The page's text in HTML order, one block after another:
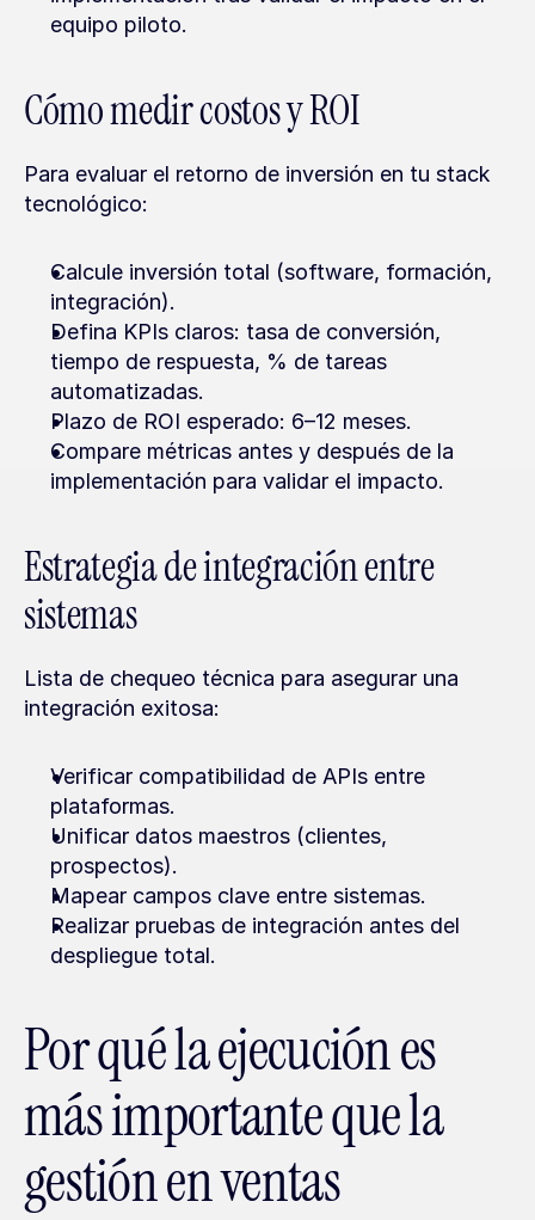
equipo piloto.
Cómo medir costos y ROI
Para evaluar el retorno de inversión en tu stack
tecnológico:
Calcule inversión total (software, formación,
integración).
Defina KPIs claros: tasa de conversión,
tiempo de respuesta, % de tareas
automatizadas.
Plazo de ROI esperado: 6–12 meses.
Compare métricas antes y después de la
implementación para validar el impacto.
Estrategia de integración entre
sistemas
Lista de chequeo técnica para asegurar una
integración exitosa:
Verificar compatibilidad de APIs entre
plataformas.
Unificar datos maestros (clientes,
prospectos).
Mapear campos clave entre sistemas.
Realizar pruebas de integración antes del
despliegue total.
Por qué la ejecución es
más importante que la
gestión en ventas